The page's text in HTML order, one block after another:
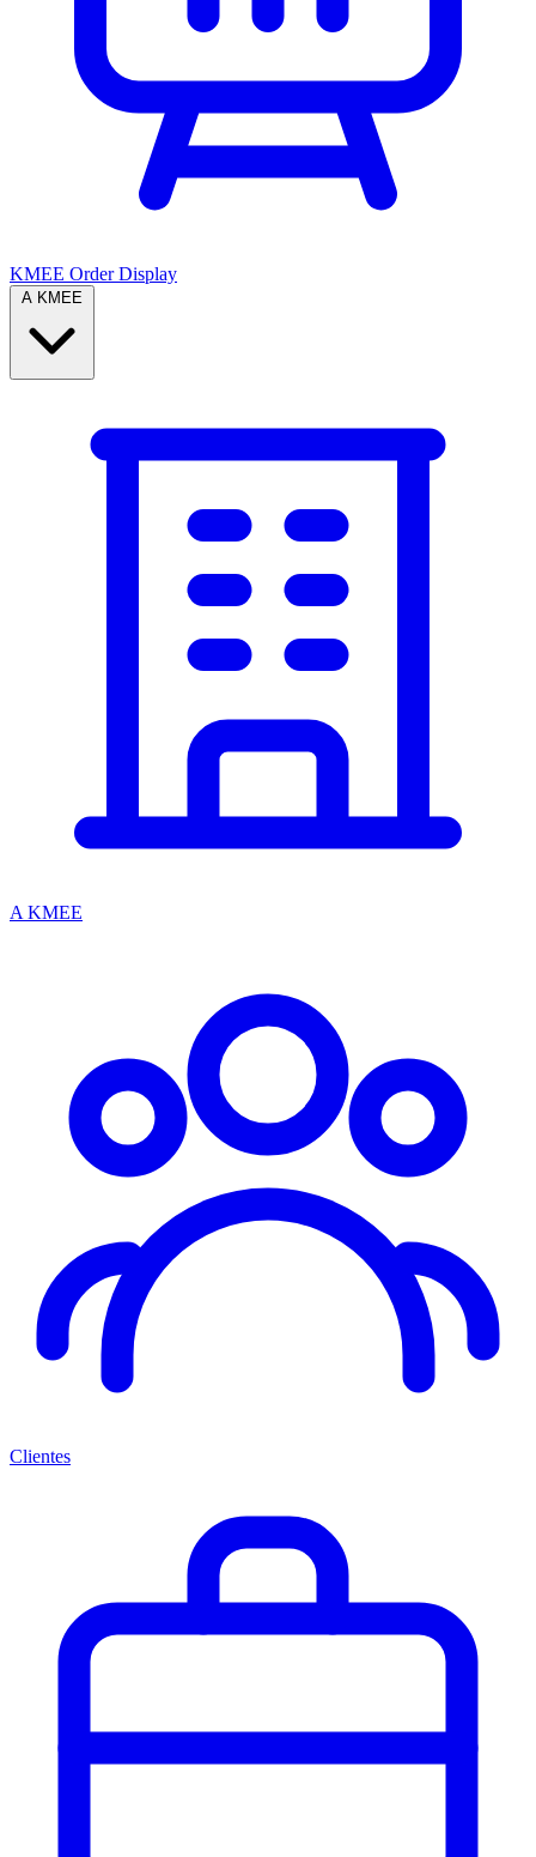
KMEE Order Display
A KMEE
Clientes